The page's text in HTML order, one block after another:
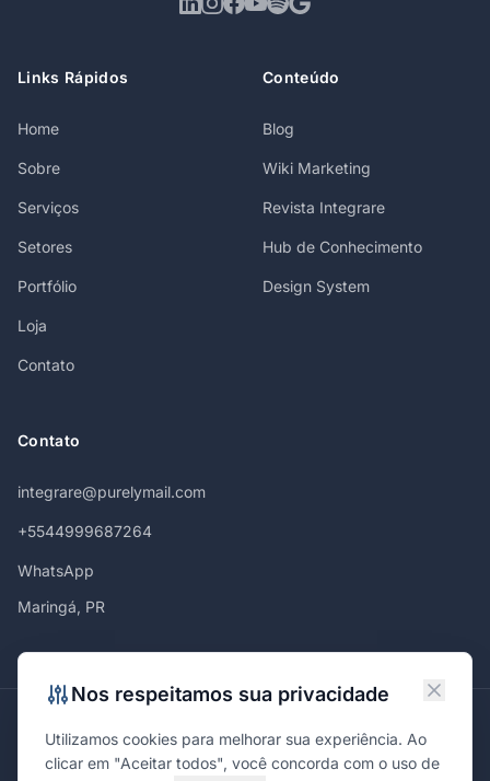
Links Rápidos
Home
Sobre
Serviços
Setores
Portfólio
Loja
Contato
Conteúdo
Blog
Wiki Marketing
Revista Integrare
Hub de Conhecimento
Design System
Contato
integrare@purelymail.com
+5544999687264
WhatsApp
Maringá, PR
MaringáCuritibaSão PauloLondrinaCascavelPonta Grossa
Nos respeitamos sua privacidade
Utilizamos cookies para melhorar sua experiência. Ao
clicar em "Aceitar todos", você concorda com o uso de